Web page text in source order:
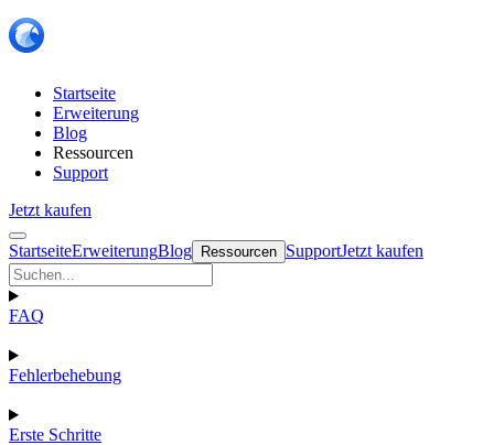
Startseite
Erweiterung
Blog
Ressourcen
Support
Jetzt kaufen
StartseiteErweiterungBlog Ressourcen SupportJetzt kaufen
FAQ
Fehlerbehebung
Erste Schritte